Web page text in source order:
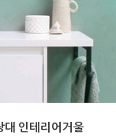
대 인테리어거울